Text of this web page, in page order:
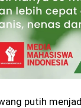
putih